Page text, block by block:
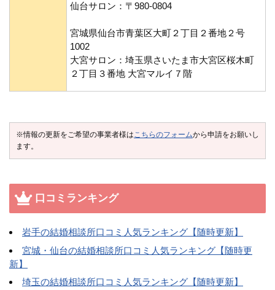
仙台サロン：〒980-0804
宮城県仙台市青葉区大町２丁目２番地２号
1002
大宮サロン：埼玉県さいたま市大宮区桜木町
２丁目３番地 大宮マルイ７階
※情報の更新をご希望の事業者様はこちらのフォームから申請をお願いし
ます。
口コミランキング
岩手の結婚相談所口コミ人気ランキング【随時更新】
宮城・仙台の結婚相談所口コミ人気ランキング【随時更
新】
埼玉の結婚相談所口コミ人気ランキング【随時更新】